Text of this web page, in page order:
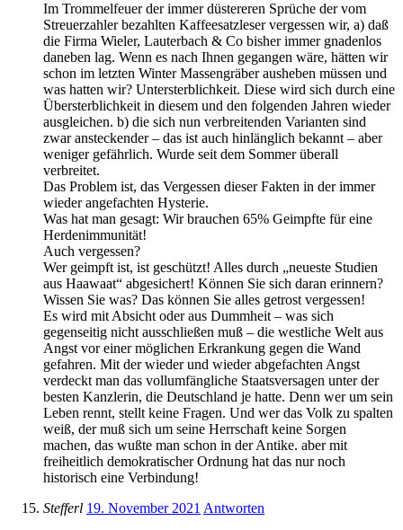
Im Trommelfeuer der immer düstereren Sprüche der vom
Streuerzahler bezahlten Kaffeesatzleser vergessen wir, a) daß
die Firma Wieler, Lauterbach & Co bisher immer gnadenlos
daneben lag. Wenn es nach Ihnen gegangen wäre, hätten wir
schon im letzten Winter Massengräber ausheben müssen und
was hatten wir? Untersterblichkeit. Diese wird sich durch eine
Übersterblichkeit in diesem und den folgenden Jahren wieder
ausgleichen. b) die sich nun verbreitenden Varianten sind
zwar ansteckender – das ist auch hinlänglich bekannt – aber
weniger gefährlich. Wurde seit dem Sommer überall
verbreitet.
Das Problem ist, das Vergessen dieser Fakten in der immer
wieder angefachten Hysterie.
Was hat man gesagt: Wir brauchen 65% Geimpfte für eine
Herdenimmunität!
Auch vergessen?
Wer geimpft ist, ist geschützt! Alles durch „neueste Studien
aus Haawaat“ abgesichert! Können Sie sich daran erinnern?
Wissen Sie was? Das können Sie alles getrost vergessen!
Es wird mit Absicht oder aus Dummheit – was sich
gegenseitig nicht ausschließen muß – die westliche Welt aus
Angst vor einer möglichen Erkrankung gegen die Wand
gefahren. Mit der wieder und wieder abgefachten Angst
verdeckt man das vollumfängliche Staatsversagen unter der
besten Kanzlerin, die Deutschland je hatte. Denn wer um sein
Leben rennt, stellt keine Fragen. Und wer das Volk zu spalten
weiß, der muß sich um seine Herrschaft keine Sorgen
machen, das wußte man schon in der Antike. aber mit
freiheitlich demokratischer Ordnung hat das nur noch
historisch eine Verbindung!
Stefferl 19. November 2021 Antworten